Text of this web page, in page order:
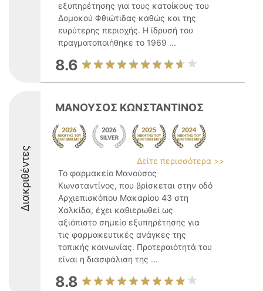
εξυπηρέτησης για τους κατοίκους του
Δομοκού Φθιώτιδας καθώς και της
ευρύτερης περιοχής. Η ίδρυσή του
πραγματοποιήθηκε το 1969 ...
8.6
Διακριθέντες
ΜΑΝΟΥΣΟΣ ΚΩΝΣΤΑΝΤΙΝΟΣ
Δείτε περισσότερα >>
Το φαρμακείο Μανούσος
Κωνσταντίνος, που βρίσκεται στην οδό
Αρχιεπισκόπου Μακαρίου 43 στη
Χαλκίδα, έχει καθιερωθεί ως
αξιόπιστο σημείο εξυπηρέτησης για
τις φαρμακευτικές ανάγκες της
τοπικής κοινωνίας. Προτεραιότητά του
είναι η διασφάλιση της ...
8.8